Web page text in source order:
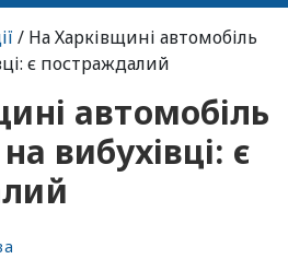
/ На Харківщині автомобіль
є постраждалий
автомобіль
вибухівці: є